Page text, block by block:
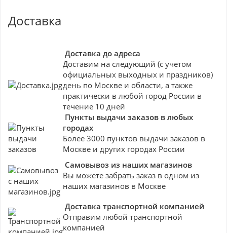
Доставка
Доставка до адреса
Доставим на следующий (с учетом
официальных выходных и праздников)
день по Москве и области, а также
практически в любой город России в
течение 10 дней
Пункты выдачи заказов в любых
городах
Более 3000 пунктов выдачи заказов в
Москве и других городах России
Самовывоз из наших магазинов
Вы можете забрать заказ в одном из
наших магазинов в Москве
Доставка транспортной компанией
Отправим любой транспортной
компанией